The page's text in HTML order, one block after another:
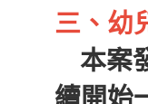
三、幼
本案
續開始